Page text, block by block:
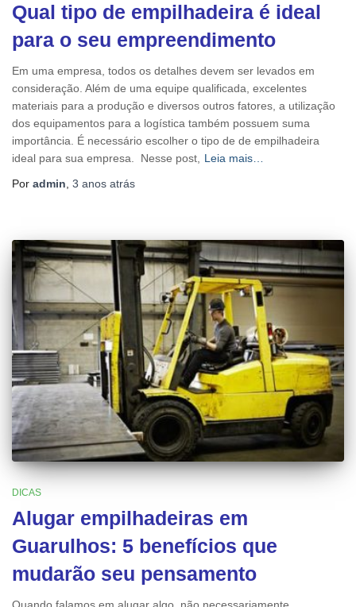
Qual tipo de empilhadeira é ideal
para o seu empreendimento
Em uma empresa, todos os detalhes devem ser levados em
consideração. Além de uma equipe qualificada, excelentes
materiais para a produção e diversos outros fatores, a utilização
dos equipamentos para a logística também possuem suma
importância. É necessário escolher o tipo de de empilhadeira
ideal para sua empresa. Nesse post,
Leia mais…
Por admin 3 anos atrás
DICAS
Alugar empilhadeiras em
Guarulhos: 5 benefícios que
mudarão seu pensamento
Quando falamos em alugar algo, não necessariamente